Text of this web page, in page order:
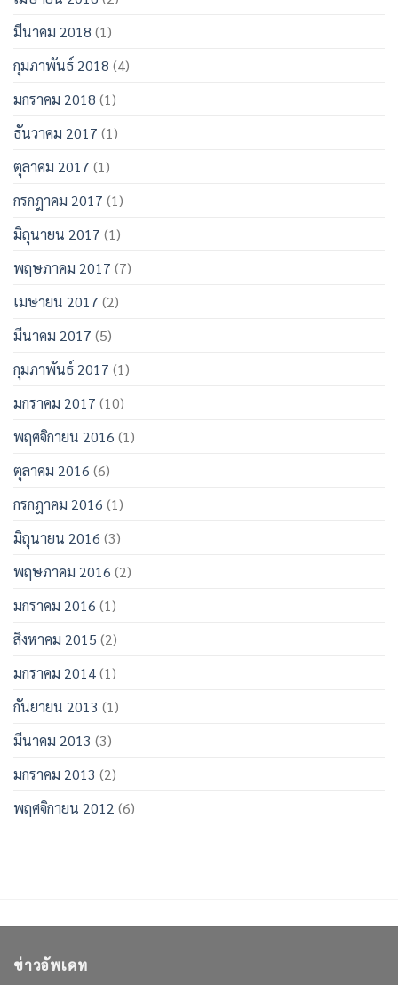
มีนาคม 2018 (1)
กุมภาพันธ์ 2018 (4)
มกราคม 2018 (1)
ธันวาคม 2017 (1)
ตุลาคม 2017 (1)
กรกฎาคม 2017 (1)
มิถุนายน 2017 (1)
พฤษภาคม 2017 (7)
เมษายน 2017 (2)
มีนาคม 2017 (5)
กุมภาพันธ์ 2017 (1)
มกราคม 2017 (10)
พฤศจิกายน 2016 (1)
ตุลาคม 2016 (6)
กรกฎาคม 2016 (1)
มิถุนายน 2016 (3)
พฤษภาคม 2016 (2)
มกราคม 2016 (1)
สิงหาคม 2015 (2)
มกราคม 2014(1)
กันยายน 2013 (1)
มีนาคม 2013 (3)
มกราคม 2013 (2)
พฤศจิกายน 2012 (6)
ข่าวอัพเดท